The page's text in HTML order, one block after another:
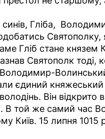
Гліба,
Гліб стане князем
Святополк тоді,
єдиний княжеський
Він
В той же самий час
Київ. 15 липня